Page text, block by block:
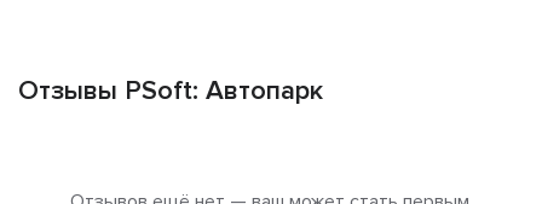
Отзывы PSoft: Автопарк